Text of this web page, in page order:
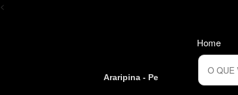
<
Araripina - Pe
Home